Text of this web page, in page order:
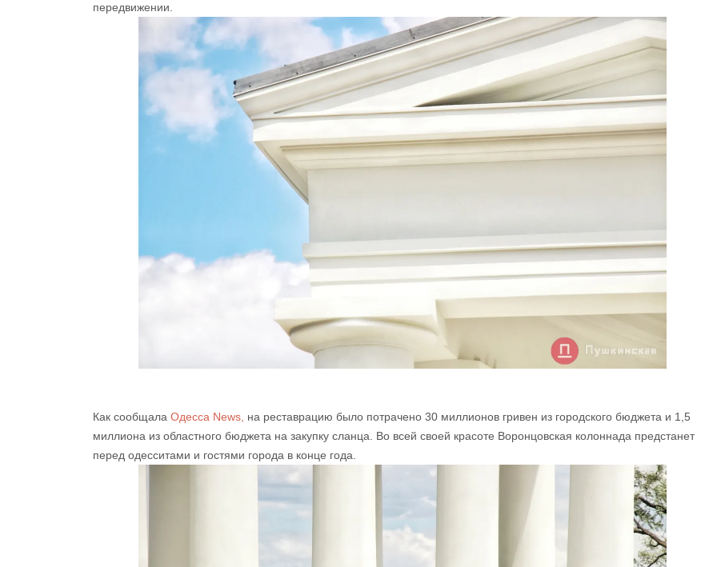
передвижении.
Как сообщала Одесса News, на реставрацию было потрачено 30 миллионов гривен из городского бюджета и 1,5
миллиона из областного бюджета на закупку сланца. Во всей своей красоте Воронцовская колоннада предстанет
перед одесситами и гостями города в конце года.